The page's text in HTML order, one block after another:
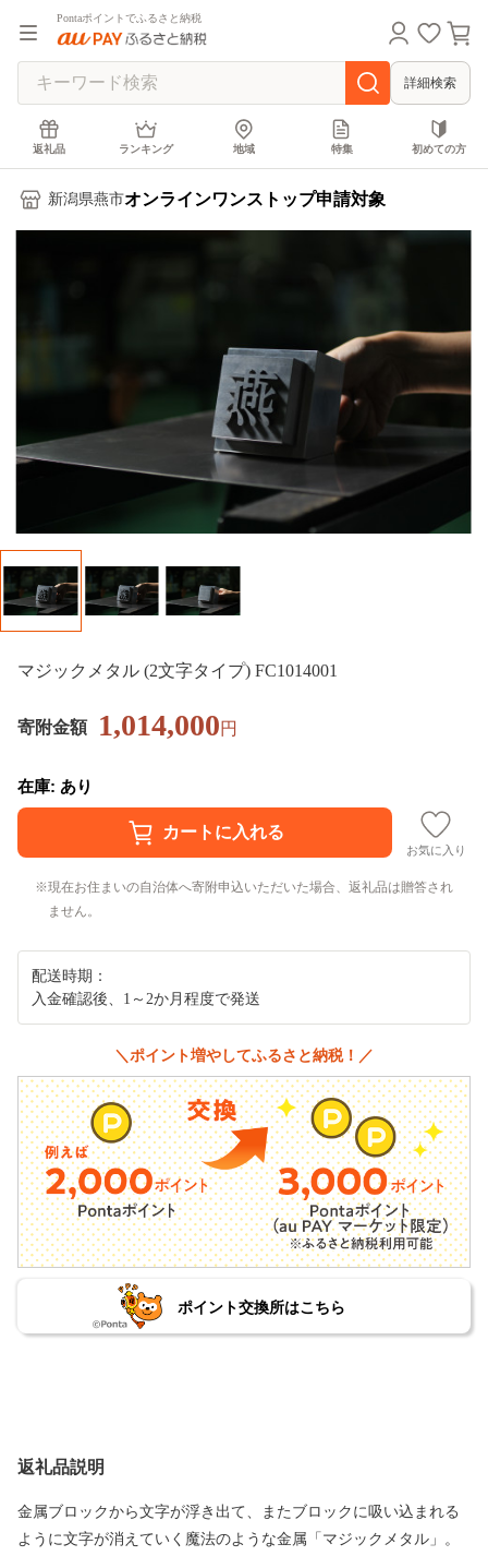
Pontaポイントでふるさと納税
詳細検索
返礼品 ランキング 地域 特集 初めての方
新潟県燕市オンラインワンストップ申請対象
マジックメタル (2文字タイプ) FC1014001
寄附金額 1,014,000円
在庫: あり
お気に入り
現在お住まいの自治体へ寄附申込いただいた場合、返礼品は贈答され
ません。
配送時期：
入金確認後、1～2か月程度で発送
＼ポイント増やしてふるさと納税！／
ポイント交換所はこちら
返礼品説明
金属ブロックから文字が浮き出て、またブロックに吸い込まれる
ように文字が消えていく魔法のような金属「マジックメタル」。